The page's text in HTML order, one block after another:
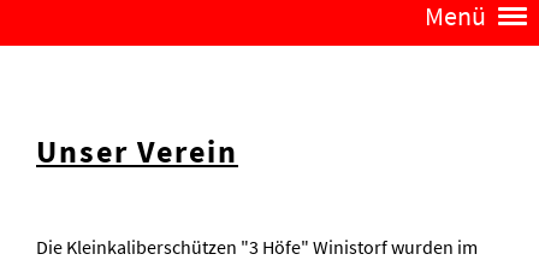
Menü
Unser Verein
Die Kleinkaliberschützen "3 Höfe" Winistorf wurden im